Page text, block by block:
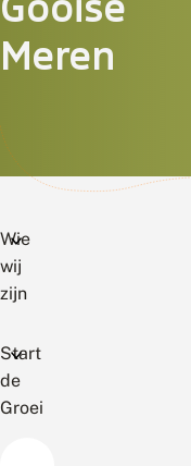
Meren
Wie
wij
zijn
Start
de
Groei